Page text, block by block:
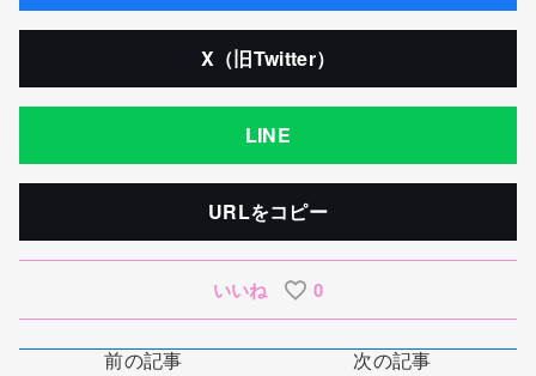
X（旧Twitter）
LINE
URLをコピー
いいね 0
前の記事 次の記事